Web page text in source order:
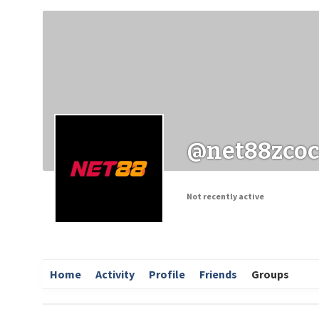
Заходи
Not recently active
Home Activity Profile Friends Groups